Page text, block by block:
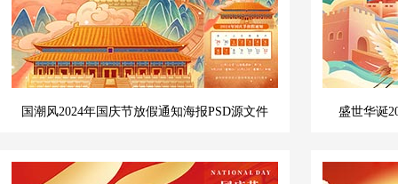
国潮风2024年国庆节放假通知海报PSD源文件 盛世华诞